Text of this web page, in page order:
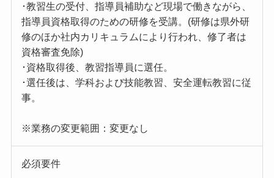
･教習生の受付、指導員補助など現場で働きながら、
指導員資格取得のための研修を受講。(研修は県外研
修のほか社内カリキュラムにより行われ、修了者は
資格審査免除)
･資格取得後、教習指導員に選任。
･選任後は、学科および技能教習、安全運転教習に従
事。
※業務の変更範囲：変更なし
必須要件